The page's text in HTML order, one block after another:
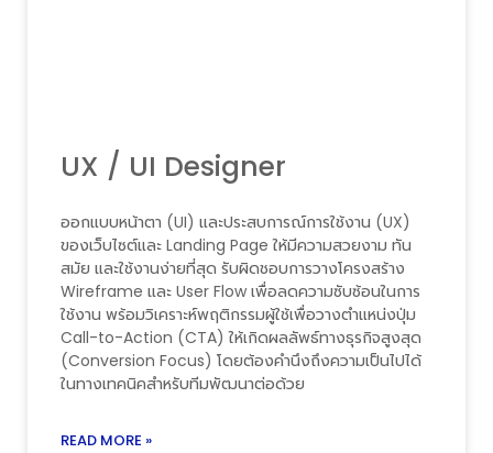
UX / UI Designer
ออกแบบหน้าตา (UI) และประสบการณ์การใช้งาน (UX)
ของเว็บไซต์และ Landing Page ให้มีความสวยงาม ทัน
สมัย และใช้งานง่ายที่สุด รับผิดชอบการวางโครงสร้าง
Wireframe และ User Flow เพื่อลดความซับซ้อนในการ
ใช้งาน พร้อมวิเคราะห์พฤติกรรมผู้ใช้เพื่อวางตำแหน่งปุ่ม
Call-to-Action (CTA) ให้เกิดผลลัพธ์ทางธุรกิจสูงสุด
(Conversion Focus) โดยต้องคำนึงถึงความเป็นไปได้
ในทางเทคนิคสำหรับทีมพัฒนาต่อด้วย
READ MORE »